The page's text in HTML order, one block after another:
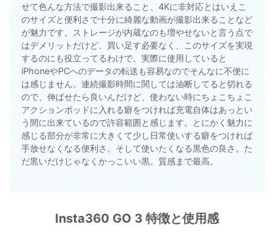
せて色んな方法で撮影出来ること、4Kに非対応とはいえこ
のサイズと便利さで十分に綺麗な動画が撮影出来ることなど
が魅力です。ストレージが内蔵なのも増やせないと言う点で
はデメリットだけど、買い足す必要なく、このサイズを実現
するのにも役立ってるわけで、実際に使用していると
iPhoneやPCへのデータの転送も容易なのでそんなに不便に
は感じません。連続撮影時間に関しては油断してると切れる
ので、伸ばせたら良いんだけど、使わない時にちょこちょこ
アクションポッドに入れる癖をつければ充電自体はあっとい
う間に出来ているので許容範囲と感じます。とにかく魅力に
感じる部分が非常に大きくて少し日常使いする癖をつければ
手放せなくなる便利さ。そして使いたくなる黒色の良さ。た
だ黒いだけじゃなくかっこいい黒。質感まで最高。
Insta360 GO 3 特徴と使用感